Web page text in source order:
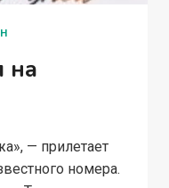
на
— прилетает
номера.